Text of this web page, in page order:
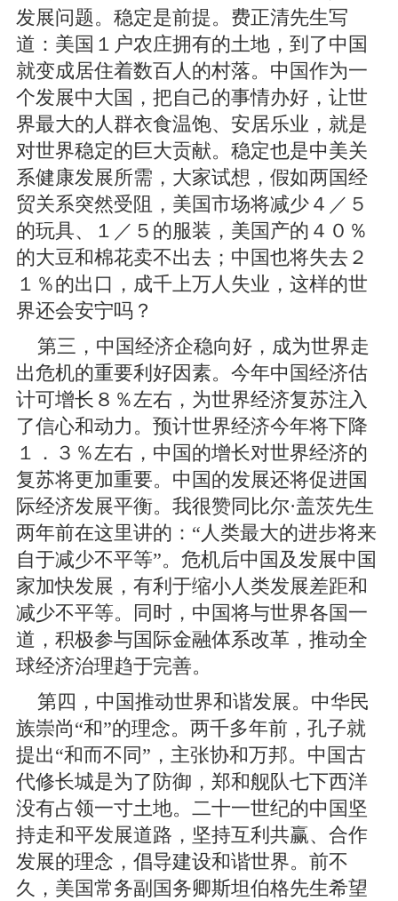
发展问题。稳定是前提。费正清先生写
道：美国１户农庄拥有的土地，到了中国
就变成居住着数百人的村落。中国作为一
个发展中大国，把自己的事情办好，让世
界最大的人群衣食温饱、安居乐业，就是
对世界稳定的巨大贡献。稳定也是中美关
系健康发展所需，大家试想，假如两国经
贸关系突然受阻，美国市场将减少４／５
的玩具、１／５的服装，美国产的４０％
的大豆和棉花卖不出去；中国也将失去２
１％的出口，成千上万人失业，这样的世
界还会安宁吗？
第三，中国经济企稳向好，成为世界走
出危机的重要利好因素。今年中国经济估
计可增长８％左右，为世界经济复苏注入
了信心和动力。预计世界经济今年将下降
１．３％左右，中国的增长对世界经济的
复苏将更加重要。中国的发展还将促进国
际经济发展平衡。我很赞同比尔·盖茨先生
两年前在这里讲的：“人类最大的进步将来
自于减少不平等”。危机后中国及发展中国
家加快发展，有利于缩小人类发展差距和
减少不平等。同时，中国将与世界各国一
道，积极参与国际金融体系改革，推动全
球经济治理趋于完善。
第四，中国推动世界和谐发展。中华民
族崇尚“和”的理念。两千多年前，孔子就
提出“和而不同”，主张协和万邦。中国古
代修长城是为了防御，郑和舰队七下西洋
没有占领一寸土地。二十一世纪的中国坚
持走和平发展道路，坚持互利共赢、合作
发展的理念，倡导建设和谐世界。前不
久，美国常务副国务卿斯坦伯格先生希望